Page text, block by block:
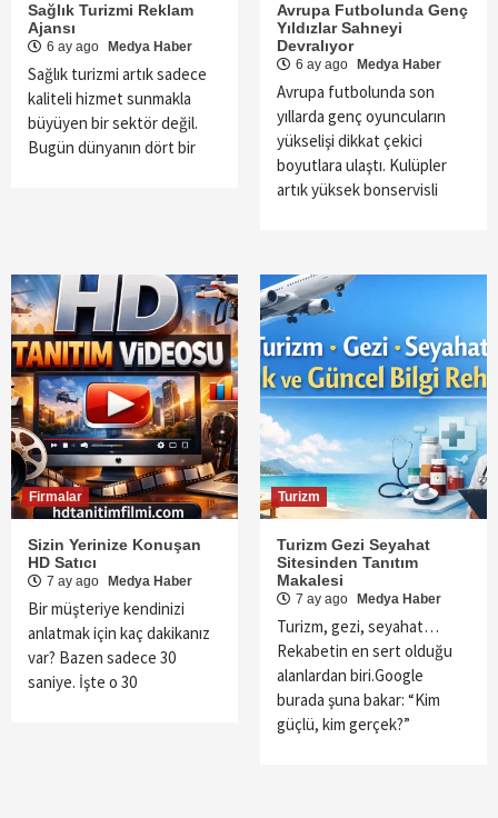
Sağlık Turizmi Reklam
Ajansı
6 ay ago Medya Haber
Sağlık turizmi artık sadece
kaliteli hizmet sunmakla
büyüyen bir sektör değil.
Bugün dünyanın dört bir
Avrupa Futbolunda Genç
Yıldızlar Sahneyi
Devralıyor
6 ay ago Medya Haber
Avrupa futbolunda son
yıllarda genç oyuncuların
yükselişi dikkat çekici
boyutlara ulaştı. Kulüpler
artık yüksek bonservisli
Firmalar
Sizin Yerinize Konuşan
HD Satıcı
7 ay ago Medya Haber
Bir müşteriye kendinizi
anlatmak için kaç dakikanız
var? Bazen sadece 30
saniye. İşte o 30
Turizm
Turizm Gezi Seyahat
Sitesinden Tanıtım
Makalesi
7 ay ago Medya Haber
Turizm, gezi, seyahat…
Rekabetin en sert olduğu
alanlardan biri.Google
burada şuna bakar: “Kim
güçlü, kim gerçek?”